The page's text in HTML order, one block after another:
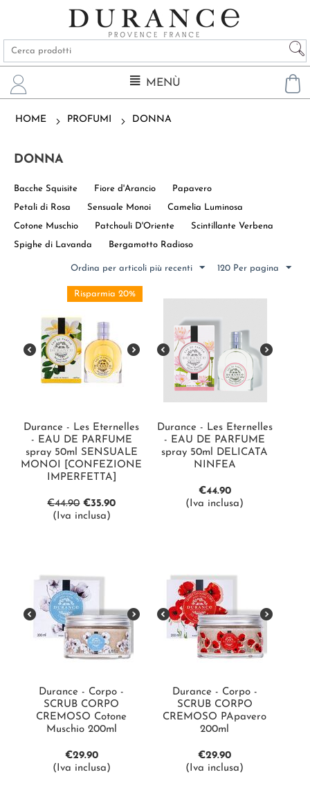
MENÙ
HOME PROFUMI DONNA
DONNA
Bacche Squisite Fiore d'Arancio Papavero
Petali di Rosa Sensuale Monoi Camelia Luminosa
Cotone Muschio Patchouli D'Oriente Scintillante Verbena
Spighe di Lavanda Bergamotto Radioso
Ordina per articoli più recenti 120 Per pagina
Risparmia 20%
Durance - Les Eternelles
- EAU DE PARFUME
spray 50ml SENSUALE
MONOI [CONFEZIONE
IMPERFETTA]
€44.90 €35.90
(Iva inclusa)
Durance - Les Eternelles
- EAU DE PARFUME
spray 50ml DELICATA
NINFEA
€44.90
(Iva inclusa)
Durance - Corpo -
SCRUB CORPO
CREMOSO Cotone
Muschio 200ml
€29.90
(Iva inclusa)
Durance - Corpo -
SCRUB CORPO
CREMOSO PApavero
200ml
€29.90
(Iva inclusa)